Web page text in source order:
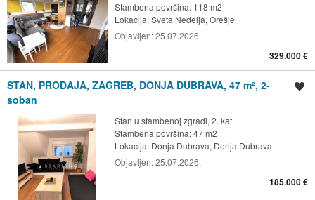
Stambena površina: 118 m2
Lokacija:Sveta Nedelja, Orešje
Objavljen:25.07.2026.
329.000 €
STAN, PRODAJA, ZAGREB, DONJA DUBRAVA, 47 m², 2-
soban
Stan u stambenoj zgradi, 2. kat
Stambena površina: 47 m2
Lokacija: Donja Dubrava, Donja Dubrava
Objavljen:25.07.2026.
185.000 €